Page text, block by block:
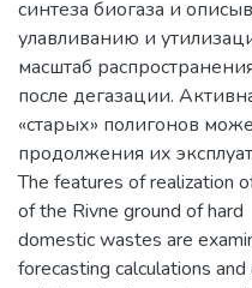
синтеза биогаза и
улавливанию и
масштаб
после дегазации.
«старых» полигонов
продолжения их
The features of realization
of the Rivne ground of hard
domestic wastes are
forecasting calculations and